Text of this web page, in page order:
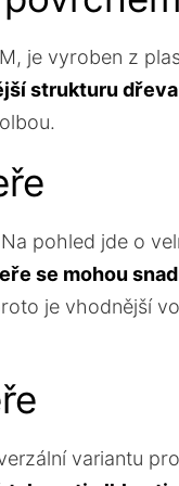
je vyroben z
strukturu dřeva
pohled jde o
se mohou
je vhodnější
variantu